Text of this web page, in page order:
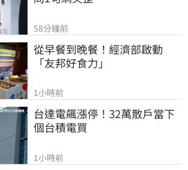
58分鐘前
從早餐到晚餐！經濟部啟動
「友邦好食力」
1小時前
台達電飆漲停！32萬散戶當下
個台積電買
1小時前